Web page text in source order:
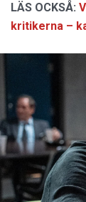
LÄS OCKSÅ:
kritikerna –